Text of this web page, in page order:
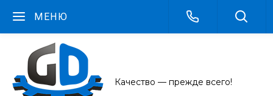
МЕНЮ
Качество — прежде всего!